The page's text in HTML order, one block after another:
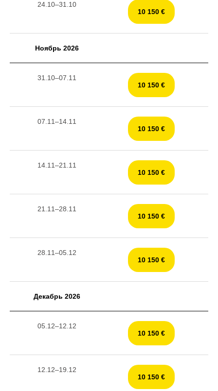
24.10–31.10
10 150 €
Ноябрь 2026
31.10–07.11
10 150 €
07.11–14.11
10 150 €
14.11–21.11
10 150 €
21.11–28.11
10 150 €
28.11–05.12
10 150 €
Декабрь 2026
05.12–12.12
10 150 €
12.12–19.12
10 150 €